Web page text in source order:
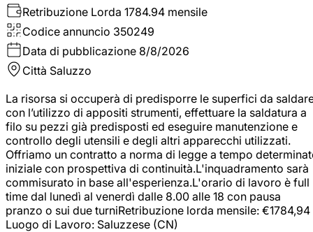
Retribuzione Lorda 1784.94 mensile
Codice annuncio 350249
Data di pubblicazione 8/8/2026
Città Saluzzo
La risorsa si occuperà di predisporre le superfici da
con l’utilizzo di appositi strumenti, effettuare la saldatura a
filo su pezzi già predisposti ed eseguire manutenzione e
controllo degli utensili e degli altri apparecchi utilizzati.
Offriamo un contratto a norma di legge a tempo
iniziale con prospettiva di continuità.L'inquadramento sarà
commisurato in base all'esperienza.L'orario di lavoro è full
time dal lunedì al venerdì dalle 8.00 alle 18 con pausa
pranzo o sui due turniRetribuzione lorda mensile: €1784,94
Luogo di Lavoro: Saluzzese (CN)